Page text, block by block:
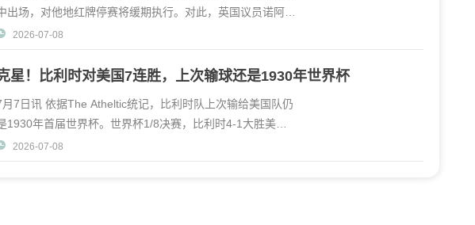
出场，对他地红牌停赛将缓期执行。对此，英国议员诺阿·
也向因凡蒂诺致信
2026-07-08
星！比利时对美国7连胜，上次输球还是1930年世界杯
月7日讯 依据The Atheltic统记，比利时队上次输给美国队仍
1930年首届世界杯。世界杯1/8决赛，比利时4-1大胜美国
晋级8强将战西班
2026-07-08